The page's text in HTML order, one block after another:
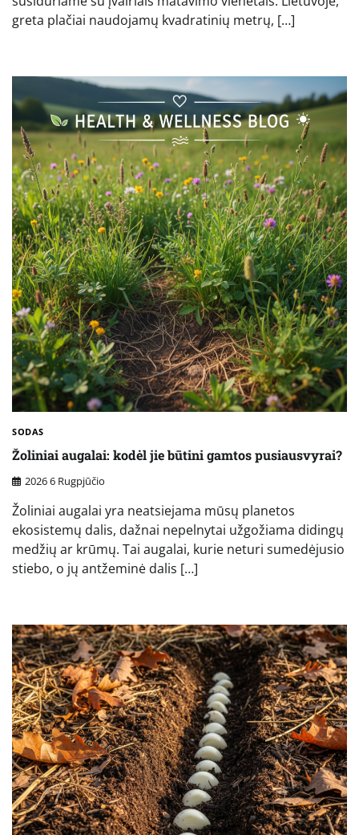
greta plačiai naudojamų kvadratinių metrų, […]
SODAS
Žoliniai augalai: kodėl jie būtini gamtos pusiausvyrai?
2026 6 Rugpjūčio
Žoliniai augalai yra neatsiejama mūsų planetos
ekosistemų dalis, dažnai nepelnytai užgožiama didingų
medžių ar krūmų. Tai augalai, kurie neturi sumedėjusio
stiebo, o jų antžeminė dalis […]